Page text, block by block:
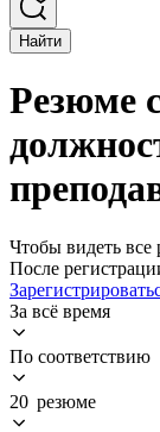
Найти
Резюме
Чтобы видеть все
После
За всё время
По соответствию
20 резюме